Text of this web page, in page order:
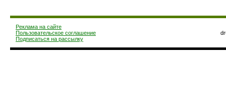
Реклама на сайте
Пользовательское соглашение
Подписаться на рассылку